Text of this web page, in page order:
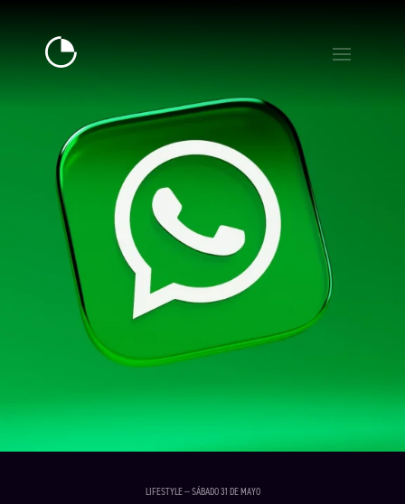
LIFESTYLE — SÁBADO 31 DE MAYO